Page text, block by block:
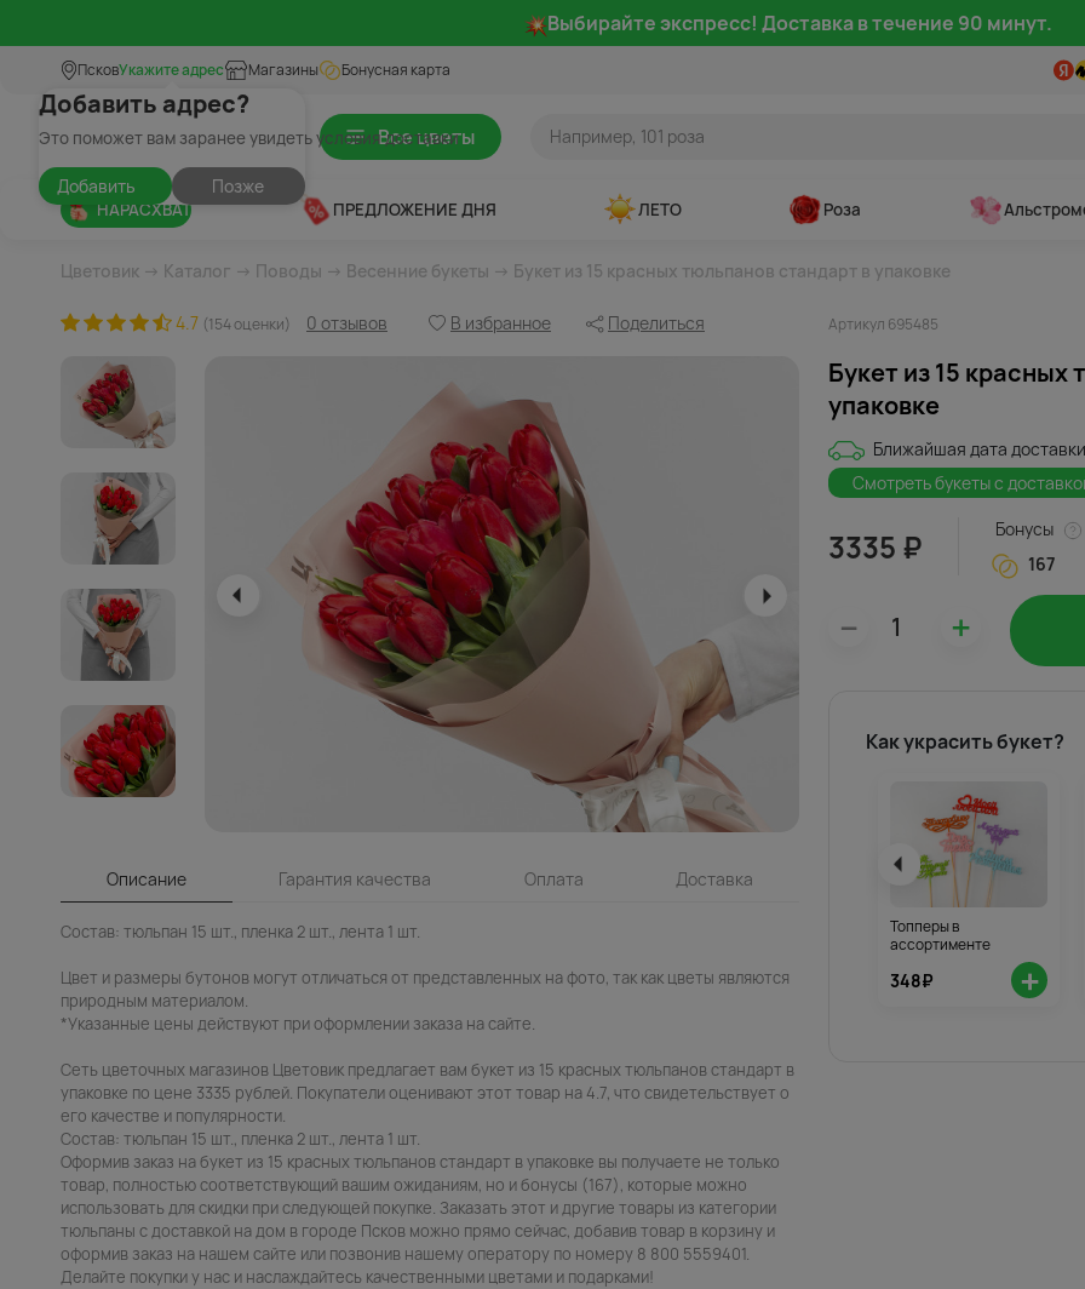
Выбирайте экспресс! Доставка в течение 90 минут.
ПсковУкажите адрес
Добавить адрес?
Это поможет вам заранее увидеть условия доставки
Добавить Позже
Магазины Бонусная карта
Все цветы
НАРАСХВАТ ПРЕДЛОЖЕНИЕ ДНЯ ЛЕТО Роза
Цветовик → Каталог → Поводы → Весенние букеты → Букет из 15 красных тюльпанов стандарт в упаковке
4.7 (154 оценки) 0 отзывов В избранное Поделиться Артикул 695485
Описание Гарантия качества Оплата Доставка
Состав: тюльпан 15 шт., пленка 2 шт., лента 1 шт.
Цвет и размеры бутонов могут отличаться от представленных на фото, так как цветы являются
природным материалом.
*Указанные цены действуют при оформлении заказа на сайте.
Сеть цветочных магазинов Цветовик предлагает вам букет из 15 красных тюльпанов стандарт в
упаковке по цене 3335 рублей. Покупатели оценивают этот товар на 4.7, что свидетельствует о
его качестве и популярности.
Состав: тюльпан 15 шт., пленка 2 шт., лента 1 шт.
Оформив заказ на букет из 15 красных тюльпанов стандарт в упаковке вы получаете не только
товар, полностью соответствующий вашим ожиданиям, но и бонусы (167), которые можно
использовать для скидки при следующей покупке. Заказать этот и другие товары из категории
тюльпаны с доставкой на дом в городе Псков можно прямо сейчас, добавив товар в корзину и
оформив заказ на нашем сайте или позвонив нашему оператору по номеру 8 800 5559401.
Делайте покупки у нас и наслаждайтесь качественными цветами и подарками!
Букет из 15 красных
упаковке
Ближайшая дата
Смотреть букеты с
3335 ₽
Бонусы
167
– +
Как украсить букет?
Топперы в
ассортименте
348₽ +